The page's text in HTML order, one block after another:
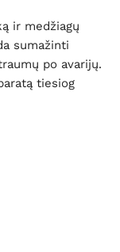
ir medžiagų
sumažinti
po avarijų.
tiesiog